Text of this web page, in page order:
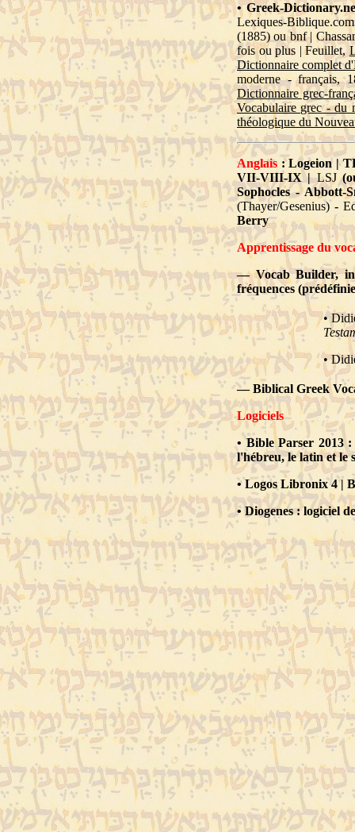
•Greek-
Lexiques-Biblique.com
(1885)oubnf|
fois ou plus |Feuillet,
Dictionnaire complet
moderne - français,
Dictionnaire grec-
Vocabulaire grec - du
théologique du
Anglais :Logeion|
VII-VIII-IX| LSJ
Sophocles-Abbott-
(Thayer/Gesenius)-
Berry
Apprentissage du
— Vocab Builder,
fréquences
•
•
—Biblical Greek
Logiciels
•Bible Parser 2013:
l'hébreu, le latin et le
•Logos Libronix 4|
• Diogenes: logiciel